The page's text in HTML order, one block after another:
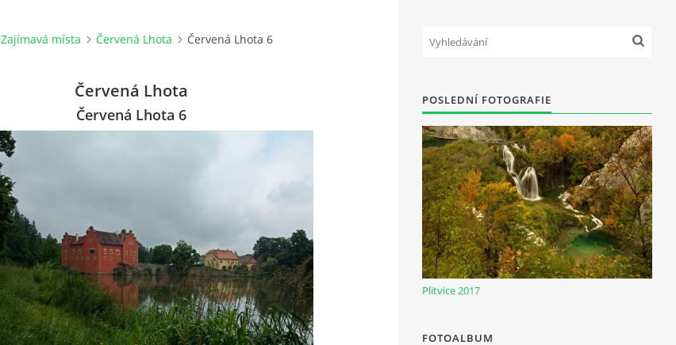
Zajímavá místa Červená Lhota Červená Lhota 6
Červená Lhota
Červená Lhota 6
POSLEDNÍ FOTOGRAFIE
Plitvice 2017
FOTOALBUM